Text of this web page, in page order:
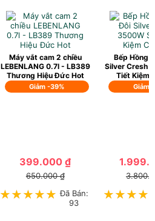
Giảm -39%
Máy vắt cam 2 chiều
LEBENLANG 0.7l - LB389
Thương Hiệu Đức Hot
399.000 ₫
650.000 ₫
★★★★★
★★★★★ Đã Bán:
93
Giảm
Bếp Hồng
Silver Cresh
Tiết Kiệm